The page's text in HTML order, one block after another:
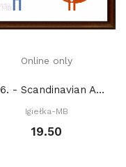
Online only
1286. - Scandinavian Art: Birds (PDF)
Igiełka-MB
19.50